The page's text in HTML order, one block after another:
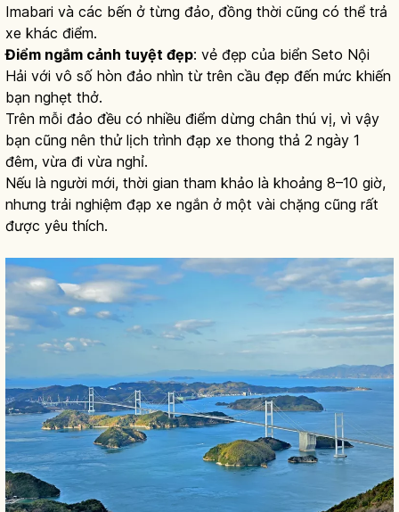
Imabari và các bến ở từng đảo, đồng thời cũng có thể trả
xe khác điểm.
Điểm ngắm cảnh tuyệt đẹp: vẻ đẹp của biển Seto Nội
Hải với vô số hòn đảo nhìn từ trên cầu đẹp đến mức khiến
bạn nghẹt thở.
Trên mỗi đảo đều có nhiều điểm dừng chân thú vị, vì vậy
bạn cũng nên thử lịch trình đạp xe thong thả 2 ngày 1
đêm, vừa đi vừa nghỉ.
Nếu là người mới, thời gian tham khảo là khoảng 8–10 giờ,
nhưng trải nghiệm đạp xe ngắn ở một vài chặng cũng rất
được yêu thích.